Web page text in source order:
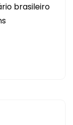
brasileiro